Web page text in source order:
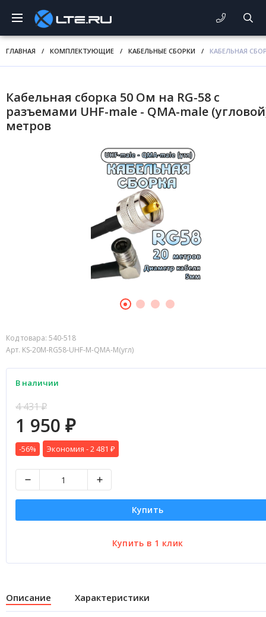
ГЛАВНАЯ / КОМПЛЕКТУЮЩИЕ / КАБЕЛЬНЫЕ СБОРКИ / КАБЕЛЬНАЯ
Кабельная сборка 50 Ом на RG-58 с
разъемами UHF-male - QMA-male
метров
Код товара: 540-518
Арт. KS-20M-RG58-UHF-M-QMA-M(угл)
В наличии
4 431₽
1 950 ₽
-56% Экономия -2 481 ₽
Купить
Описание Характеристики